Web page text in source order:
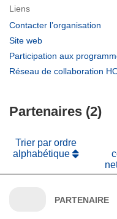
Liens
Contacter l’organisation
Site web
dans
une
Participation aux
Réseau de collaboration
Partenaires (2)
Trier par ordre
alphabétique
PARTENAIRE